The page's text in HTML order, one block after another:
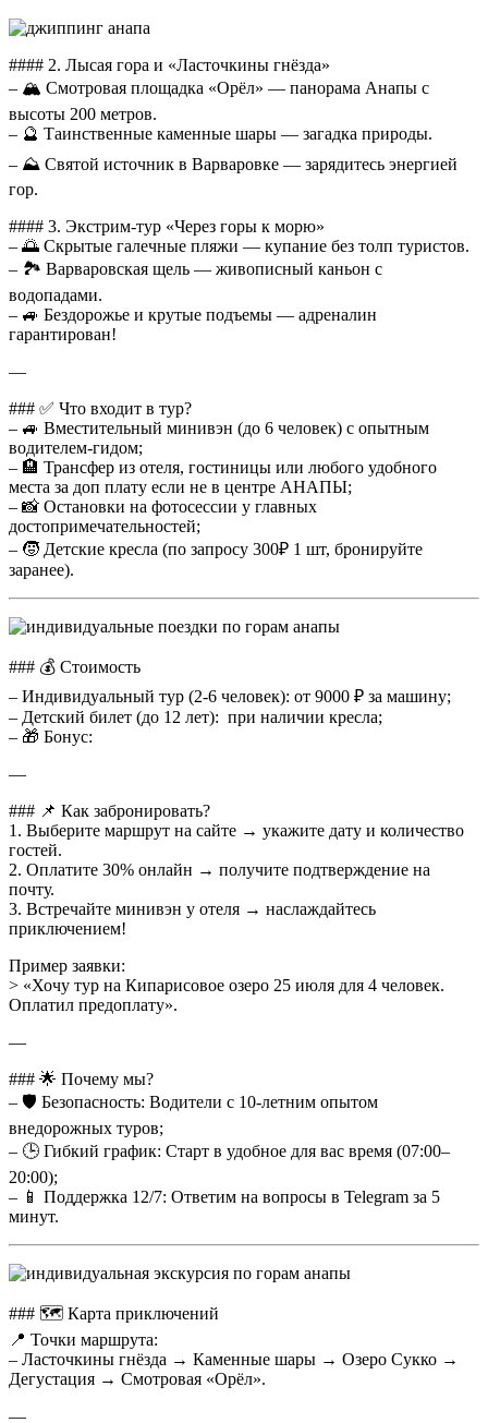
#### 2. Лысая гора и «Ласточкины гнёзда»
– 🏔️ Смотровая площадка «Орёл» — панорама Анапы с
высоты 200 метров.
– 🔮 Таинственные каменные шары — загадка природы.
– ⛰️ Святой источник в Варваровке — зарядитесь энергией
гор.
#### 3. Экстрим-тур «Через горы к морю»
– 🌅 Скрытые галечные пляжи — купание без толп туристов.
– 🏞️ Варваровская щель — живописный каньон с
водопадами.
– 🚙 Бездорожье и крутые подъемы — адреналин
гарантирован!
—
### ✅ Что входит в тур?
– 🚙 Вместительный минивэн (до 6 человек) с опытным
водителем-гидом;
– 🏨 Трансфер из отеля, гостиницы или любого удобного
места за доп плату если не в центре АНАПЫ;
– 📸 Остановки на фотосессии у главных
достопримечательностей;
– 🧒 Детские кресла (по запросу 300₽ 1 шт, бронируйте
заранее).
### 💰 Стоимость
– Индивидуальный тур (2-6 человек): от 9000 ₽ за машину;
– Детский билет (до 12 лет): при наличии кресла;
– 🎁 Бонус:
—
### 📌 Как забронировать?
1. Выберите маршрут на сайте → укажите дату и количество
гостей.
2. Оплатите 30% онлайн → получите подтверждение на
почту.
3. Встречайте минивэн у отеля → наслаждайтесь
приключением!
Пример заявки:
> «Хочу тур на Кипарисовое озеро 25 июля для 4 человек.
Оплатил предоплату».
—
### 🌟 Почему мы?
– 🛡️ Безопасность: Водители с 10-летним опытом
внедорожных туров;
– 🕒 Гибкий график: Старт в удобное для вас время (07:00–
20:00);
– 📱 Поддержка 12/7: Ответим на вопросы в Telegram за 5
минут.
### 🗺️ Карта приключений
📍 Точки маршрута:
– Ласточкины гнёзда → Каменные шары → Озеро Сукко →
Дегустация → Смотровая «Орёл».
—